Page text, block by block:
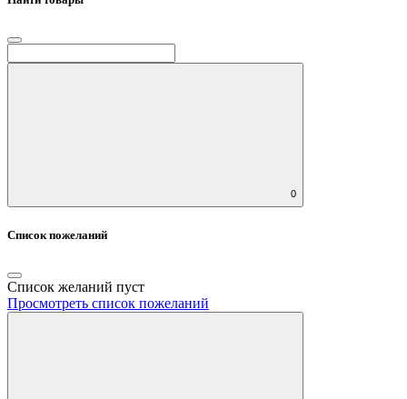
0
Список пожеланий
Список желаний пуст
Просмотреть список пожеланий